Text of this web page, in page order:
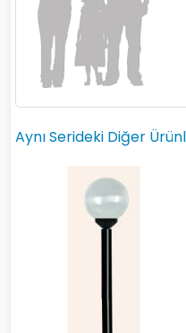
Aynı Serideki Diğer